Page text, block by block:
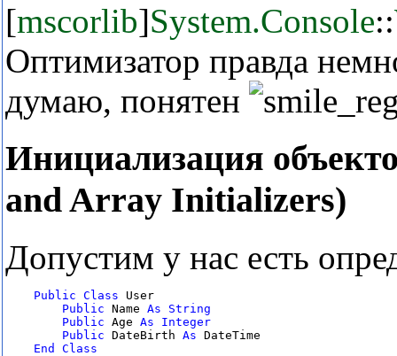
[mscorlib]System.Console::
Оптимизатор правда
думаю, понятен
Инициализация
and Array Initializers)
Допустим у нас есть
Public Class User
Public Name As
Public Age As
Public DateBirth As DateTime
End
Class